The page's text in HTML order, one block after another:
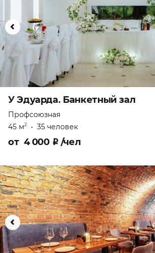
У Эдуарда. Банкетный зал
Профсоюзная
45 м2 • 35 человек
от 4 000 ₽ /чел